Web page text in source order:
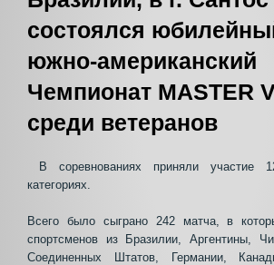
состоялся
южно-американский
Чемпионат MASTER
среди ветеранов
В соревнованиях приняли участие
категориях.
Всего было сыграно 242 матча, в
спортсменов из Бразилии, Аргентины,
Соединенных Штатов, Германии,